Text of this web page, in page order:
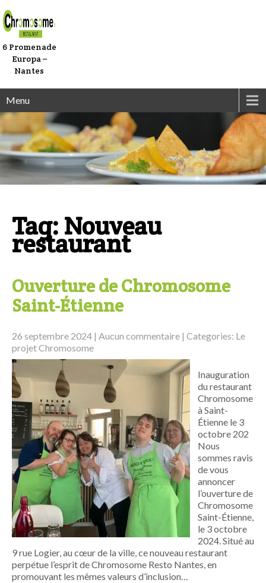
6 Promenade
Europa –
Nantes
Menu
Tag: Nouveau
restaurant
Ouverture de Chromosome
Saint-Étienne
26 septembre 2024 | Aucun commentaire | Categories: Le
projet Chromosome
Inauguration
du restaurant
Chromosome
à Saint-
Étienne le 3
octobre 202
Nous
sommes ravis
de vous
annoncer
l’ouverture de
Chromosome
Saint-Étienne,
le 3 octobre
2024. Situé au
9 rue Logier, au cœur de la ville, ce nouveau restaurant
perpétue l’esprit de Chromosome Resto Nantes, en
promouvant les mêmes valeurs d’inclusion…